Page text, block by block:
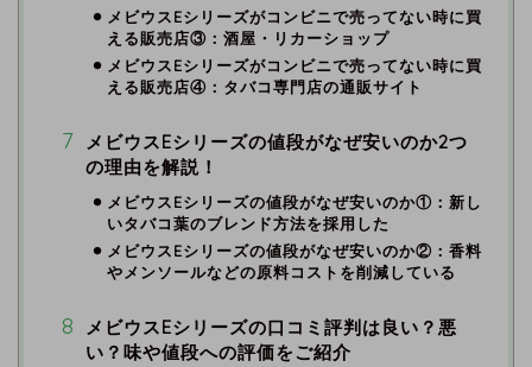
メビウスEシリーズがコンビニで売ってない時に買
える販売店③：酒屋・リカーショップ
メビウスEシリーズがコンビニで売ってない時に買
える販売店④：タバコ専門店の通販サイト
メビウスEシリーズの値段がなぜ安いのか2つ
の理由を解説！
メビウスEシリーズの値段がなぜ安いのか①：新し
いタバコ葉のブレンド方法を採用した
メビウスEシリーズの値段がなぜ安いのか②：香料
やメンソールなどの原料コストを削減している
メビウスEシリーズの口コミ評判は良い？悪
い？味や値段への評価をご紹介